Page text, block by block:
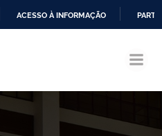
CONTEÚDO
ACESSO À INFORMAÇÃO